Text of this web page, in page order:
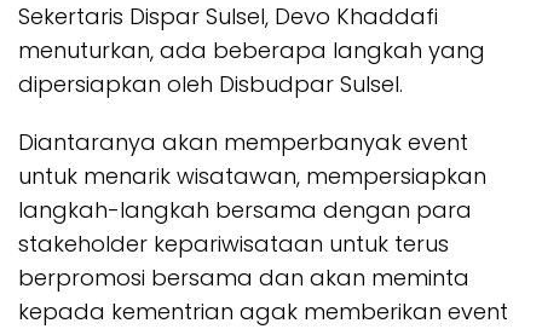
Sekertaris Dispar Sulsel, Devo Khaddafi
menuturkan, ada beberapa langkah yang
dipersiapkan oleh Disbudpar Sulsel.
Diantaranya akan memperbanyak event
untuk menarik wisatawan, mempersiapkan
langkah-langkah bersama dengan para
stakeholder kepariwisataan untuk terus
berpromosi bersama dan akan meminta
kepada kementrian agak memberikan event